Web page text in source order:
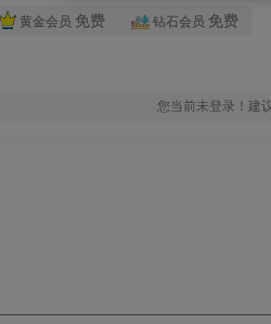
黄金会员 免费 钻石会员 免费
您当前未登录！建